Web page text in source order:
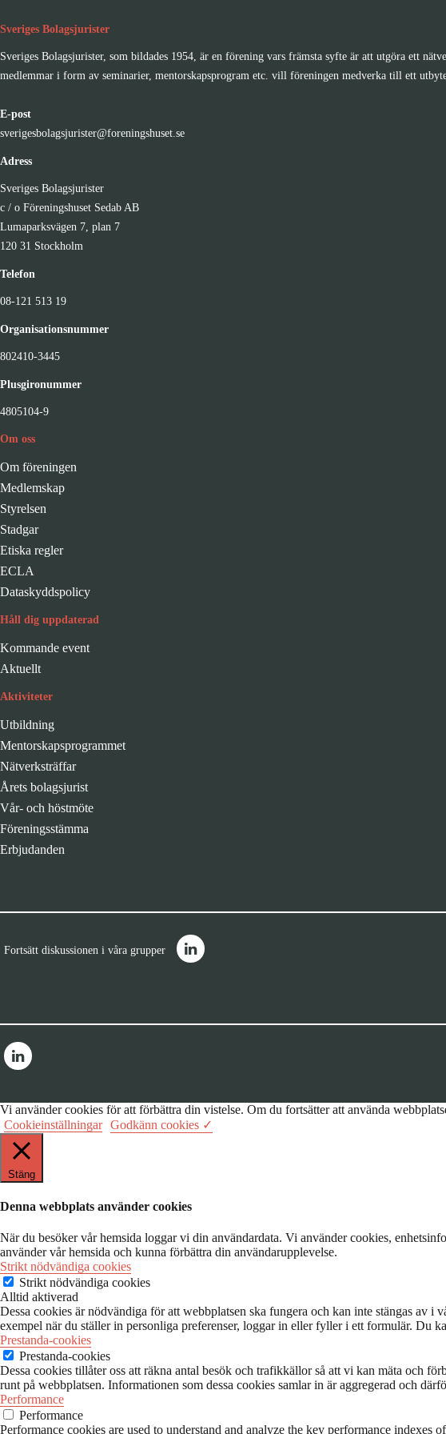
Sveriges Bolagsjurister
Sveriges Bolagsjurister, som bildades 1954, är en förening vars främsta syfte är att utgöra ett
medlemmar i form av seminarier, mentorskapsprogram etc. vill föreningen medverka till ett
E-post
sverigesbolagsjurister@foreningshuset.se
Adress
Sveriges Bolagsjurister
c / o Föreningshuset Sedab AB
Lumaparksvägen 7, plan 7
120 31 Stockholm
Telefon
08-121 513 19
Organisationsnummer
802410-3445
Plusgironummer
4805104-9
Om oss
Om föreningen
Medlemskap
Styrelsen
Stadgar
Etiska regler
ECLA
Dataskyddspolicy
Håll dig uppdaterad
Kommande event
Aktuellt
Aktiviteter
Utbildning
Mentorskapsprogrammet
Nätverksträffar
Årets bolagsjurist
Vår- och höstmöte
Föreningsstämma
Erbjudanden
Fortsätt diskussionen i våra grupper
Vi använder cookies för att förbättra din vistelse. Om du fortsätter att använda
Cookieinställningar Godkänn cookies ✓
Stäng
Denna webbplats använder cookies
När du besöker vår hemsida loggar vi din användardata. Vi använder cookies,
använder vår hemsida och kunna förbättra din användarupplevelse.
Strikt nödvändiga cookies
Strikt nödvändiga cookies
Alltid aktiverad
Dessa cookies är nödvändiga för att webbplatsen ska fungera och kan inte stängas av
exempel när du ställer in personliga preferenser, loggar in eller fyller i ett formulär. Du
Prestanda-cookies
Prestanda-cookies
Dessa cookies tillåter oss att räkna antal besök och trafikkällor så att vi kan mäta och
runt på webbplatsen. Informationen som dessa cookies samlar in är aggregerad och
Performance
Performance
Performance cookies are used to understand and analyze the key performance